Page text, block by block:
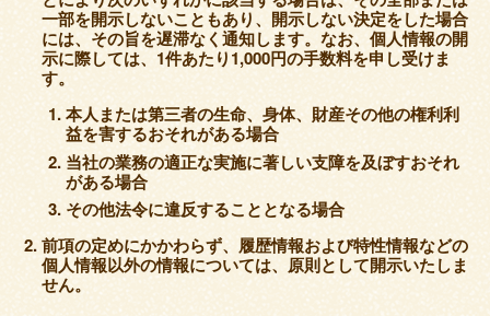
一部を開示しないこともあり、開示しない決定をした場合
には、その旨を遅滞なく通知します。なお、個人情報の開
示に際しては、1件あたり1,000円の手数料を申し受けま
す。
本人または第三者の生命、身体、財産その他の権利利
益を害するおそれがある場合
当社の業務の適正な実施に著しい支障を及ぼすおそれ
がある場合
その他法令に違反することとなる場合
前項の定めにかかわらず、履歴情報および特性情報などの
個人情報以外の情報については、原則として開示いたしま
せん。